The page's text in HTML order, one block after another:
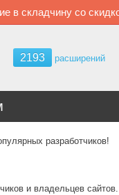
в складчину со
2193 расширений
разработчиков!
и владельцев сайтов.